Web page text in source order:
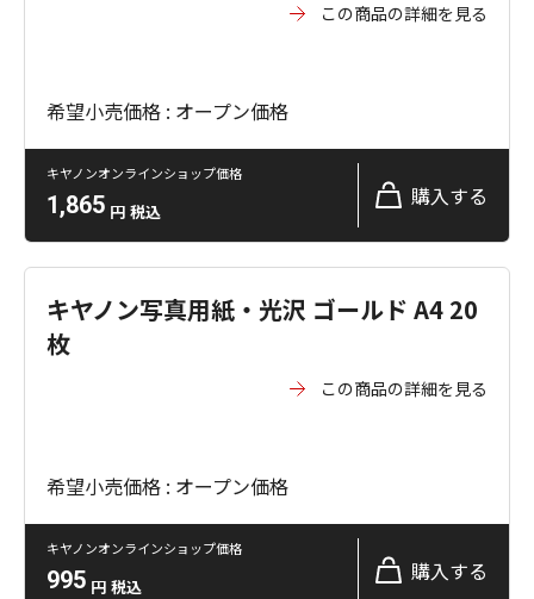
この商品の詳細を見る
希望小売価格 : オープン価格
キヤノンオンラインショップ価格
1,865 円 税込
購入する
キヤノン写真用紙・光沢 ゴールド A4 20
枚
この商品の詳細を見る
希望小売価格 : オープン価格
キヤノンオンラインショップ価格
995 円 税込
購入する